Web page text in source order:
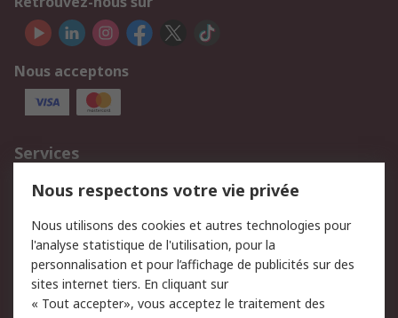
Nous acceptons
Services
750.000 produits
2.500 marques
Retours
Support technique
Track & trace
Legal
Nous respectons votre vie privée
Nous utilisons des cookies et autres technologies pour
l'analyse statistique de l'utilisation, pour la
personnalisation et pour l’affichage de publicités sur des
sites internet tiers. En cliquant sur
« Tout accepter», vous acceptez le traitement des